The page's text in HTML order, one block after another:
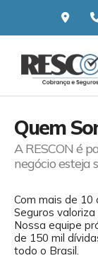
conteúdo
Quem
A RESCON é
negócio esteja
Com mais de 10
Seguros
Nossa equipe
de 150 mil
todo o Brasil.